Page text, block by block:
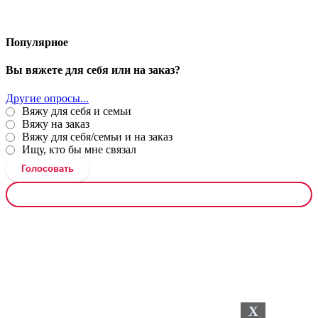
X
Популярное
Вы вяжете для себя или на заказ?
Другие опросы...
Вяжу для себя и семьи
Вяжу на заказ
Вяжу для себя/семьи и на заказ
Ищу, кто бы мне связал
Голосовать